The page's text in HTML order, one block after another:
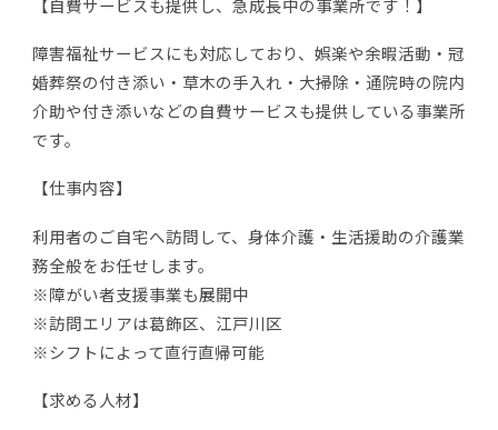
障害福祉サービスにも対応しており、娯楽や余暇活動・冠
婚葬祭の付き添い・草木の手入れ・大掃除・通院時の院内
介助や付き添いなどの自費サービスも提供している事業所
です。
【仕事内容】
利用者のご自宅へ訪問して、身体介護・生活援助の介護業
務全般をお任せします。
※障がい者支援事業も展開中
※訪問エリアは葛飾区、江戸川区
※シフトによって直行直帰可能
【求める人材】